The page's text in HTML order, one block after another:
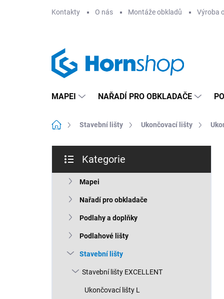
Kontakty O nás Montáže obkladů Výroba
MAPEI NAŘADÍ PRO OBKLADAČE
Domů Stavební lišty Ukončovací lišty
s
kategorie
Kategorie
Mapei
Nařadí pro obkladače
Podlahy a doplňky
Podlahové lišty
Stavební lišty
Stavební lišty EXCELLENT
Ukončovací lišty L